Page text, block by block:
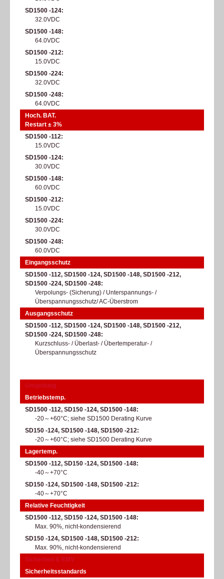
SD1500 -124
32.0VDC
SD1500 -148
64.0VDC
SD1500 -212
15.0VDC
SD1500 -224
32.0VDC
SD1500 -248
64.0VDC
Hoch. BAT.
Restart ± 3%
SD1500 -112
15.0VDC
SD1500 -124
30.0VDC
SD1500 -148
60.0VDC
SD1500 -212
15.0VDC
SD1500 -224
30.0VDC
SD1500 -248
60.0VDC
Eingangsschutz
SD1500 -112, SD1500 -124, SD1500 -148, SD1500 -212,
SD1500 -224, SD1500 -248
Verpolungs- (Sicherung) / Unterspannungs- /
Überspannungsschutz/ AC-Überstrom
Ausgangsschutz
SD1500 -112, SD1500 -124, SD1500 -148, SD1500 -212,
SD1500 -224, SD1500 -248
Kurzschluss- / Überlast- / Übertemperatur- /
Überspannungsschutz
Umgebung
Betriebstemp.
SD1500 -112, SD150 -124, SD1500 -148
-20～+60°C; siehe SD1500 Derating Kurve​
SD150 -124, SD1500 -148, SD1500 -212
-20～+60°C; siehe SD1500 Derating Kurve​
Lagertemp.
SD1500 -112, SD150 -124, SD1500 -148
-40～+70°C​
SD150 -124, SD1500 -148, SD1500 -212
-40～+70°C​
Relative Feuchtigkeit
SD1500 -112, SD150 -124, SD1500 -148
Max. 90%, nicht-kondensierend​
SD150 -124, SD1500 -148, SD1500 -212
Max. 90%, nicht-kondensierend​
Sicherheit & EMV
Sicherheitsstandards